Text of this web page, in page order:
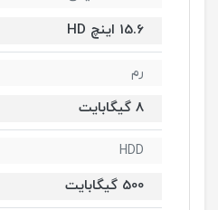
15.6 اینچ HD
رم
8 گیگابایت
HDD
500 گیگابایت